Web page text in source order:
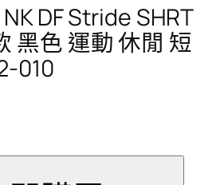
DF Stride SHRT
黑色 運動 休閒 短
010